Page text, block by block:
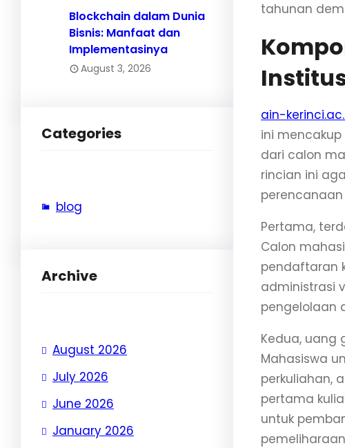
Blockchain dalam Dunia
Bisnis: Manfaat dan
Implementasinya
August 3, 2026
Categories
blog
Archive
August 2026
July 2026
June 2026
January 2026
tahunan
ain-
ini
dari calon
rincian ini
Pertama,
Calon
pendaftaran
administrasi
pengelolaan
Kedua, uang
Mahasiswa
perkuliahan,
pertama
untuk